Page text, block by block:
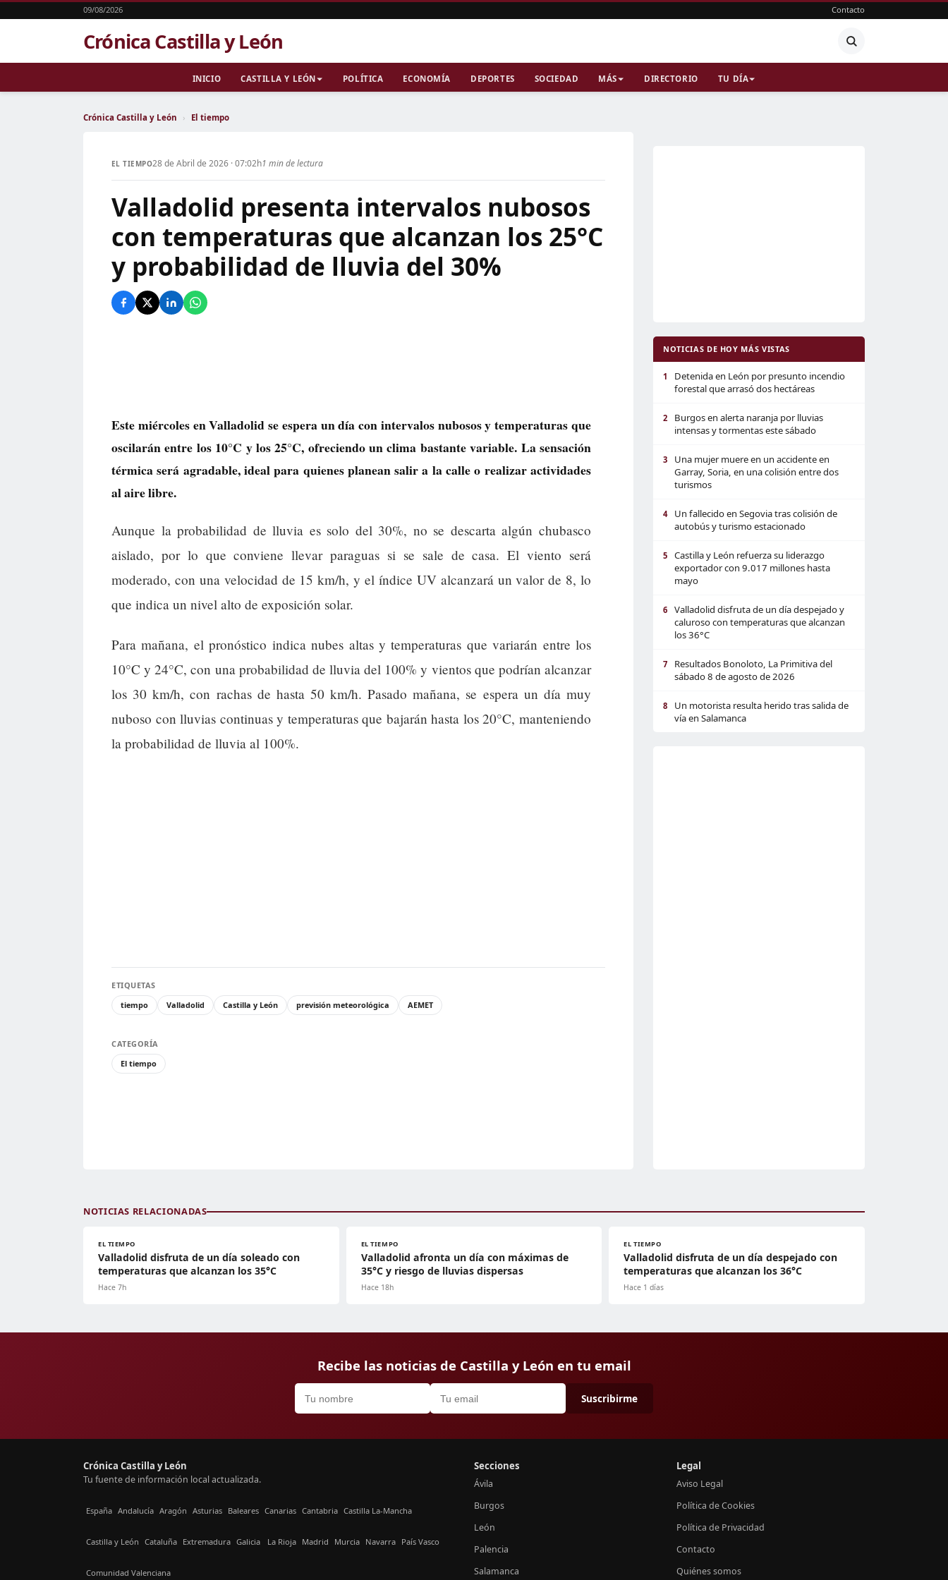
09/08/2026 Contacto
Crónica Castilla y León
INICIO CASTILLA Y LEÓN POLÍTICA ECONOMÍA DEPORTES SOCIEDAD MÁS DIRECTORIO TU DÍA
Crónica Castilla y León › El tiempo
EL TIEMPO28 de Abril de 2026 · 07:02h1 min de lectura
Valladolid presenta intervalos nubosos
con temperaturas que alcanzan los 25°C
y probabilidad de lluvia del 30%
Este miércoles en Valladolid se espera un día con intervalos nubosos y temperaturas que
oscilarán entre los 10°C y los 25°C, ofreciendo un clima bastante variable. La sensación
térmica será agradable, ideal para quienes planean salir a la calle o realizar actividades
al aire libre.
Aunque la probabilidad de lluvia es solo del 30%, no se descarta algún chubasco
aislado, por lo que conviene llevar paraguas si se sale de casa. El viento será
moderado, con una velocidad de 15 km/h, y el índice UV alcanzará un valor de 8, lo
que indica un nivel alto de exposición solar.
Para mañana, el pronóstico indica nubes altas y temperaturas que variarán entre los
10°C y 24°C, con una probabilidad de lluvia del 100% y vientos que podrían alcanzar
los 30 km/h, con rachas de hasta 50 km/h. Pasado mañana, se espera un día muy
nuboso con lluvias continuas y temperaturas que bajarán hasta los 20°C, manteniendo
la probabilidad de lluvia al 100%.
ETIQUETAS
tiempo
Valladolid Castilla y León previsión meteorológica AEMET
CATEGORÍA
El tiempo
NOTICIAS DE HOY MÁS VISTAS
1
Detenida en León por presunto incendio
forestal que arrasó dos hectáreas
2
Burgos en alerta naranja por lluvias
intensas y tormentas este sábado
3
Una mujer muere en un accidente en
Garray, Soria, en una colisión entre dos
turismos
4
Un fallecido en Segovia tras colisión de
autobús y turismo estacionado
5
Castilla y León refuerza su liderazgo
exportador con 9.017 millones hasta
mayo
6
Valladolid disfruta de un día despejado y
caluroso con temperaturas que alcanzan
los 36°C
7
Resultados Bonoloto, La Primitiva del
sábado 8 de agosto de 2026
8
Un motorista resulta herido tras salida de
vía en Salamanca
NOTICIAS RELACIONADAS
EL TIEMPO
Valladolid disfruta de un día soleado con
temperaturas que alcanzan los 35°C
Hace 7h
EL TIEMPO
Valladolid afronta un día con máximas de
35°C y riesgo de lluvias dispersas
Hace 18h
EL TIEMPO
Valladolid disfruta de un día despejado con
temperaturas que alcanzan los 36°C
Hace 1 días
Recibe las noticias de Castilla y León en tu email
Suscribirme
Crónica Castilla y León
Tu fuente de información local actualizada.
España Andalucía Aragón Asturias Baleares Canarias Cantabria Castilla La-Mancha
Castilla y León Cataluña Extremadura Galicia La Rioja Madrid Murcia Navarra País Vasco
Comunidad Valenciana
Secciones
Ávila
Burgos
León
Palencia
Salamanca
Legal
Aviso Legal
Política de Cookies
Política de Privacidad
Contacto
Quiénes somos